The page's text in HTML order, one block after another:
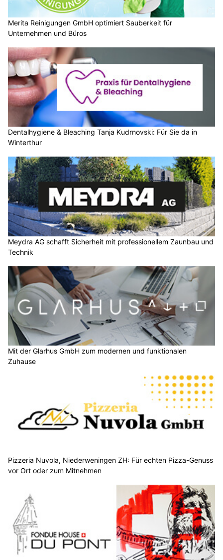
Merita Reinigungen GmbH optimiert Sauberkeit für
Unternehmen und Büros
Dentalhygiene & Bleaching Tanja Kudrnovski: Für Sie da in
Winterthur
Meydra AG schafft Sicherheit mit professionellem Zaunbau und
Technik
Mit der Glarhus GmbH zum modernen und funktionalen
Zuhause
Pizzeria Nuvola, Niederweningen ZH: Für echten Pizza-Genuss
vor Ort oder zum Mitnehmen